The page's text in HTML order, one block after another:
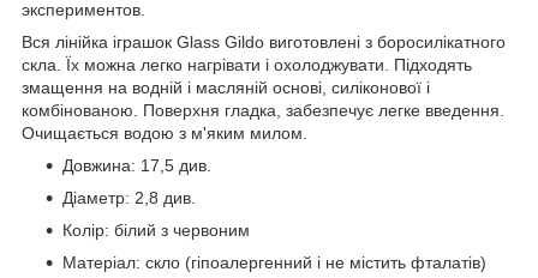
экспериментов.
Вся лінійка іграшок Glass Gildo виготовлені з боросилікатного
скла. Їх можна легко нагрівати і охолоджувати. Підходять
змащення на водній і масляній основі, силіконової і
комбінованою. Поверхня гладка, забезпечує легке введення.
Очищається водою з м'яким милом.
Довжина: 17,5 див.
Діаметр: 2,8 див.
Колір: білий з червоним
Матеріал: скло (гіпоалергенний і не містить фталатів)